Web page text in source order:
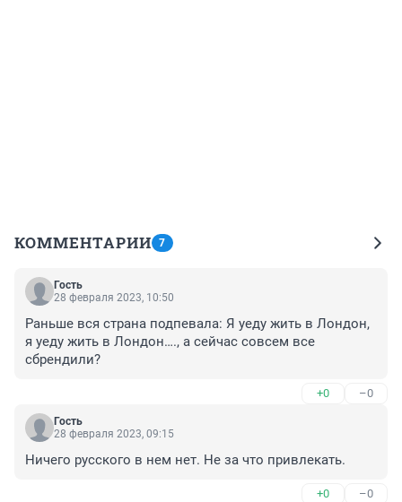
КОММЕНТАРИИ 7
Гость
28 февраля 2023, 10:50
Раньше вся страна подпевала: Я уеду жить в Лондон,
я уеду жить в Лондон…., а сейчас совсем все
сбрендили?
+0 –0
Гость
28 февраля 2023, 09:15
Ничего русского в нем нет. Не за что привлекать.
+0 –0